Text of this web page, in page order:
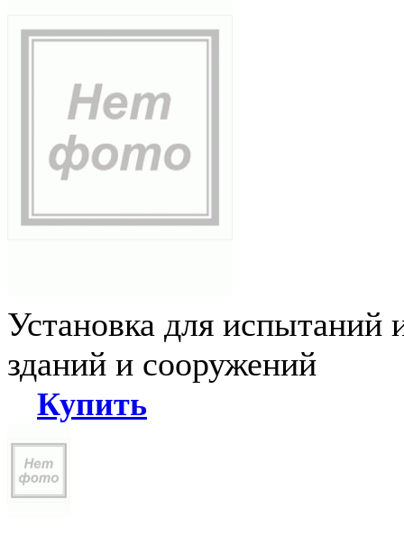
Установка для испытаний
зданий и сооружений
Купить